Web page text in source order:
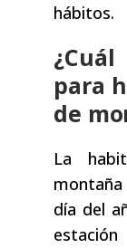
hábitos.
para
de
La
día del